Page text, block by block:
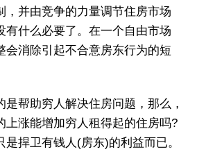
，并由竞争的力量调节住房市场
有什么必要了。在一个自由市场
会消除引起不合意房东行为的短
是帮助穷人解决住房问题，那么，
上涨能增加穷人租得起的住房吗?
捍卫有钱人(房东)的利益而已。